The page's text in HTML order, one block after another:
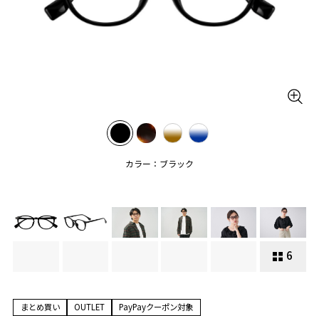
カラー：ブラック
6
まとめ買い OUTLET PayPayクーポン対象